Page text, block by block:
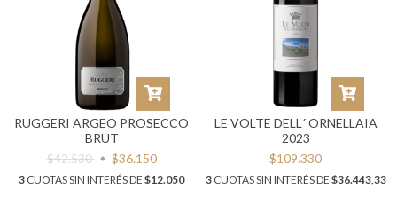
RUGGERI ARGEO PROSECCO
BRUT
$42.530
$36.150
3 CUOTAS SIN INTERÉS DE $12.050
LE VOLTE DELL´ ORNELLAIA
2023
$109.330
3CUOTAS SIN INTERÉS DE $36.443,33